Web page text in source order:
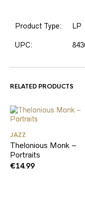
Product Type: LP
UPC:
RELATED PRODUCTS
JAZZ
Thelonious Monk –
Portraits
€14.99